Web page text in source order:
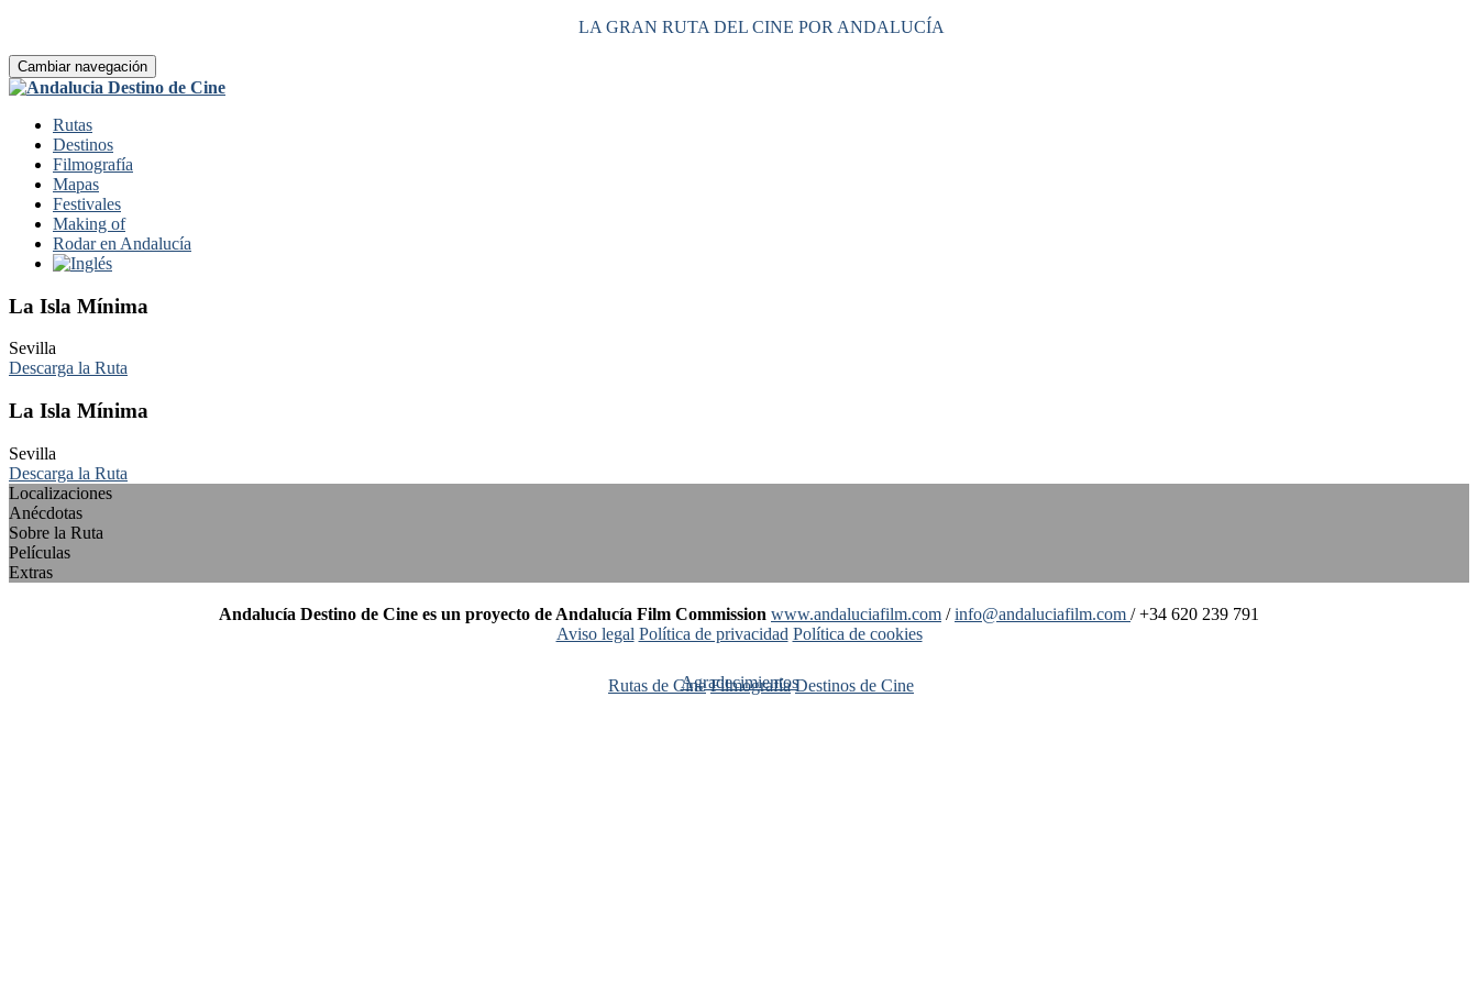
LA GRAN RUTA DEL CINE POR ANDALUCÍA
Cambiar navegación
Rutas
Destinos
Filmografía
Mapas
Festivales
Making of
Rodar en Andalucía
La Isla Mínima
Sevilla
Descarga la Ruta
La Isla Mínima
Sevilla
Descarga la Ruta
Localizaciones
Anécdotas
Sobre la Ruta
Películas
Extras
Andalucía Destino de Cine es un proyecto de Andalucía Film Commission www.andaluciafilm.com /info@andaluciafilm.com / +34 620 239 791
Aviso legal Política de privacidad Política de cookies
Agradecimientos
Rutas de Cine Filmografía Destinos de Cine